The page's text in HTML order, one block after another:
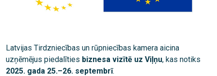
Latvijas Tirdzniecības un rūpniecības kamera aicina
uzņēmējus piedalīties biznesa vizītē uz Viļņu, kas notiks
2025. gada 25.–26. septembrī.